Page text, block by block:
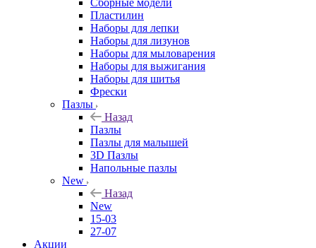
Сборные модели
Пластилин
Наборы для лепки
Наборы для лизунов
Наборы для мыловарения
Наборы для выжигания
Наборы для шитья
Фрески
Пазлы
Назад
Пазлы
Пазлы для малышей
3D Пазлы
Напольные пазлы
New
Назад
New
15-03
27-07
Акции